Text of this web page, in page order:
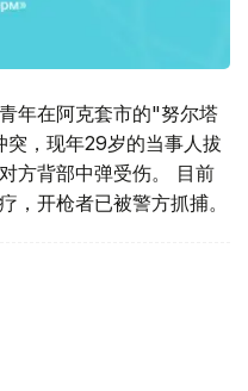
年在阿克套市的"努尔塔
，现年29岁的当事人拔
方背部中弹受伤。 目前
，开枪者已被警方抓捕。